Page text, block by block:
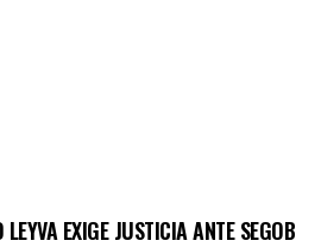
EXIGE JUSTICIA ANTE SEGOB